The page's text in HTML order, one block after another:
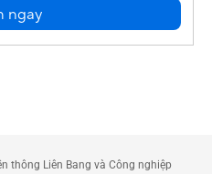
ngay
thông Liên Bang và Công nghiệp